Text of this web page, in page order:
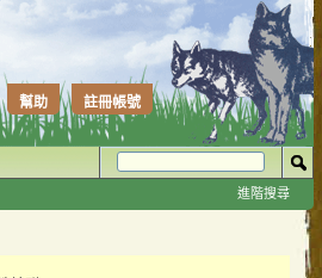
註冊帳號
幫助
進階搜尋